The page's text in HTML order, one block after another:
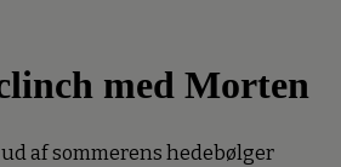
med Morten
af sommerens hedebølger